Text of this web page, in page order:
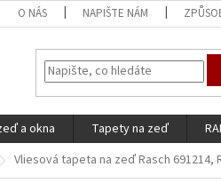
O NÁS NAPIŠTE NÁM
a okna Tapety na zeď
Vliesová tapeta na zeď Rasch 691214,